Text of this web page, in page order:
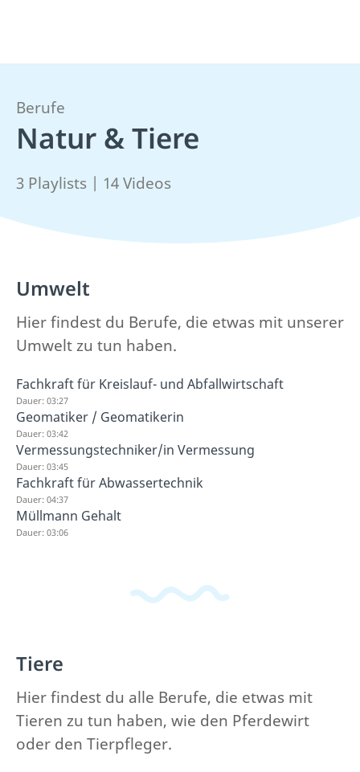
Berufe
Natur & Tiere
3 Playlists | 14 Videos
Umwelt
Hier findest du Berufe, die etwas mit unserer
Umwelt zu tun haben.
Fachkraft für Kreislauf- und Abfallwirtschaft
Dauer: 03:27
Geomatiker / Geomatikerin
Dauer: 03:42
Vermessungstechniker/in Vermessung
Dauer: 03:45
Fachkraft für Abwassertechnik
Dauer: 04:37
Müllmann Gehalt
Dauer: 03:06
Tiere
Hier findest du alle Berufe, die etwas mit
Tieren zu tun haben, wie den Pferdewirt
oder den Tierpfleger.